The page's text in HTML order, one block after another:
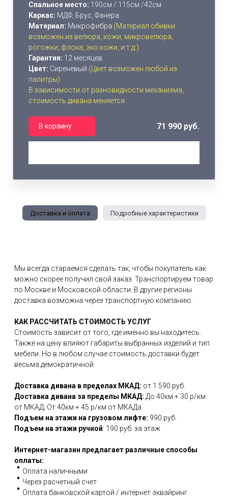
Спальное место: 190см / 115см /42см
Каркас: МДФ, Брус, Фанера
Материал: Микрофибра (Материал обивки
возможен из велюра, кожи, микровелюра,
рогожки, флока, эко кожи, и т.д.)
Гарантия: 12 месяцев
Цвет: Сиреневый (Цвет возможен любой из
палитры)
В зависимости от разновидности механизма,
стоимость дивана меняется
В корзину 71 990 руб.
Доставка и оплата Подробные характеристики
Мы всегда стараемся сделать так, чтобы покупатель как
можно скорее получил свой заказ. Транспортируем товар
по Москве и Московской области. В другие регионы
доставка возможна через транспортную компанию.
КАК РАССЧИТАТЬ СТОИМОСТЬ УСЛУГ
Стоимость зависит от того, где именно вы находитесь.
Также на цену влияют габариты выбранных изделий и тип
мебели. Но в любом случае стоимость доставки будет
весьма демократичной.
Доставка дивана в пределах МКАД: от 1 590 руб.
Доставка дивана за пределы МКАД: До 40км + 30 р/км
от МКАД; От 40км + 45 р/км от МКАДа
Подъем на этажи на грузовом лифте: 990 руб.
Подъем на этажи ручной: 190 руб. за этаж
Интернет-магазин предлагает различные способы
оплаты:
Оплата наличными
Через расчетный счет
Оплата банковской картой / интернет эквайринг